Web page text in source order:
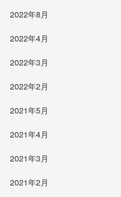
2022年8月
2022年4月
2022年3月
2022年2月
2021年5月
2021年4月
2021年3月
2021年2月